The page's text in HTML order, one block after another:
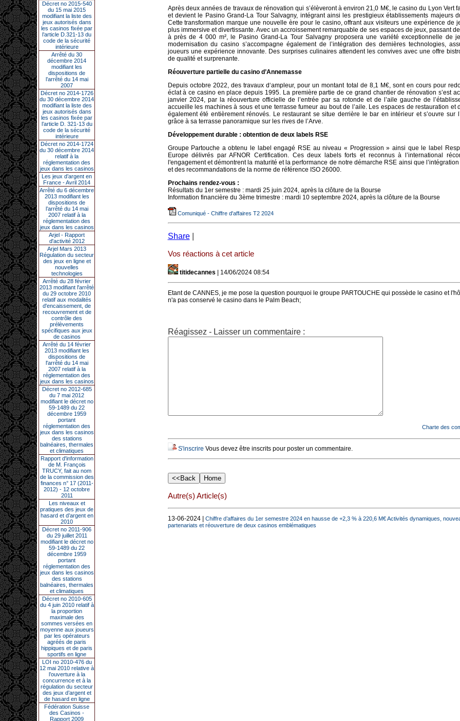
Décret no 2015-540
du 15 mai 2015
modifiant la liste des
jeux autorisés dans
les casinos fixée par
l’article D.321-13 du
code de la sécurité
intérieure
Arrêté du 30
décembre 2014
modifiant les
dispositions de
l’arrêté du 14 mai
2007
Décret no 2014-1726
du 30 décembre 2014
modifiant la liste des
jeux autorisés dans
les casinos fixée par
l’article D. 321-13 du
code de la sécurité
intérieure
Décret no 2014-1724
du 30 décembre 2014
relatif à la
réglementation des
jeux dans les casinos
Les jeux d’argent en
France - Avril 2014
Arrêté du 6 décembre
2013 modifiant les
dispositions de
l’arrêté du 14 mai
2007 relatif à la
réglementation des
jeux dans les casinos
Arjel - Rapport
d'activité 2012
Arjel Mars 2013
Régulation du secteur
des jeux en ligne et
nouvelles
technologies
Arrêté du 28 février
2013 modifiant l'arrêté
du 29 octobre 2010
relatif aux modalités
d'encaissement, de
recouvrement et de
contrôle des
prélèvements
spécifiques aux jeux
de casinos
Arrêté du 14 février
2013 modifiant les
dispositions de
l'arrêté du 14 mai
2007 relatif à la
réglementation des
jeux dans les casinos
Décret no 2012-685
du 7 mai 2012
modifiant le décret no
59-1489 du 22
décembre 1959
portant
réglementation des
jeux dans les casinos
des stations
balnéaires, thermales
et climatiques
Rapport d'information
de M. François
TRUCY, fait au nom
de la commission des
finances n° 17 (2011-
2012) - 12 octobre
2011
Les niveaux et
pratiques des jeux de
hasard et d’argent en
2010
Décret no 2011-906
du 29 juillet 2011
modifiant le décret no
59-1489 du 22
décembre 1959
portant
réglementation des
jeux dans les casinos
des stations
balnéaires, thermales
et climatiques
Décret no 2010-605
du 4 juin 2010 relatif à
la proportion
maximale des
sommes versées en
moyenne aux joueurs
par les opérateurs
agréés de paris
hippiques et de paris
sportifs en ligne
LOI no 2010-476 du
12 mai 2010 relative à
l’ouverture à la
concurrence et à la
régulation du secteur
des jeux d’argent et
de hasard en ligne
Fédération Suisse
des Casinos -
Rapport 2009
Après deux années de travaux de rénovation qui s’élèveront à environ 21,0 M€, le casino du Lyon Vert
et devient le Pasino Grand-La Tour Salvagny, intégrant ainsi les prestigieux établissements majeurs
Cette transformation marque une nouvelle ère pour le casino, offrant aux visiteurs une expérience de
plus immersive et divertissante. Avec un accroissement remarquable de ses espaces de jeux, passant
à près de 4 000 m², le Pasino Grand-La Tour Salvagny proposera une variété exceptionnelle de
modernisation du casino s’accompagne également de l’intégration des dernières technologies,
joueurs une expérience innovante. Des surprises culinaires attendent les convives avec une offre
de qualité et surprenante.
Réouverture partielle du casino d’Annemasse
Depuis octobre 2022, des travaux d‘ampleur, pour un montant total de 8,1 M€, sont en cours pour
éclat à ce casino en place depuis 1995. La première partie de ce grand chantier de rénovation s’est
janvier 2024, par la réouverture officielle de l’entrée par sa rotonde et de l’aile gauche de
accueille les machines à sous et une terrasse fumeur au bout de l’aile. Les espaces de restauration et
également été entièrement rénovés. Le restaurant se situe derrière le bar en intérieur et s’ouvre sur
grâce à sa terrasse panoramique sur les rives de l’Arve.
Développement durable : obtention de deux labels RSE
Groupe Partouche a obtenu le label engagé RSE au niveau « Progression » ainsi que le label
Europe délivrés par AFNOR Certification. Ces deux labels forts et reconnus à l’international
l'engagement et démontrent la maturité et la performance de notre démarche RSE ainsi que
et des recommandations de la norme de référence ISO 26000.
Prochains rendez-vous :
Résultats du 1er semestre : mardi 25 juin 2024, après la clôture de la Bourse
Information financière du 3ème trimestre : mardi 10 septembre 2024, après la clôture de la Bourse
Comuniqué - Chiffre d'affaires T2 2024
Share
Vos réactions à cet article
titidecannes | 14/06/2024 08:54
Etant de CANNES, je me pose la question pourquoi le groupe PARTOUCHE qui possède le casino et
n'a pas conservé le casino dans le Palm Beach;
Réagissez - Laisser un commentaire :
Charte des
S'inscrire Vous devez être inscrits pour poster un commentaire.
Autre(s) Article(s)
13-06-2024 |
Chiffre d’affaires du 1er semestre 2024 en hausse de +2,3 % à 220,6 M€ Activités dynamiques,
partenariats et réouverture de deux casinos emblématiques